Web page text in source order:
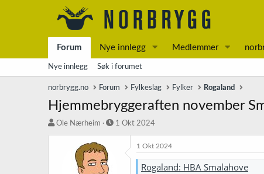
Forum Nye innlegg Medlemmer
Nye innlegg Søk i forumet
norbrygg.no Forum Fylkeslag Fylker Rogaland
Hjemmebryggeraften november
T
Ole Nærheim
S1 Okt 2024
1 Okt 2024
Rogaland: HBA Smalahove